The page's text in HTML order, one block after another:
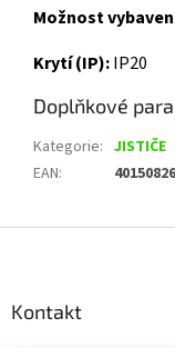
Možnost
Krytí (IP):IP20
Doplňkové
Kategorie: JISTIČE
EAN:
Kontakt